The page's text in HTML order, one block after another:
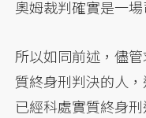
奧姆裁判確實是一場
所以如同前述，儘
質終身刑判決的人
已經科處實質終身